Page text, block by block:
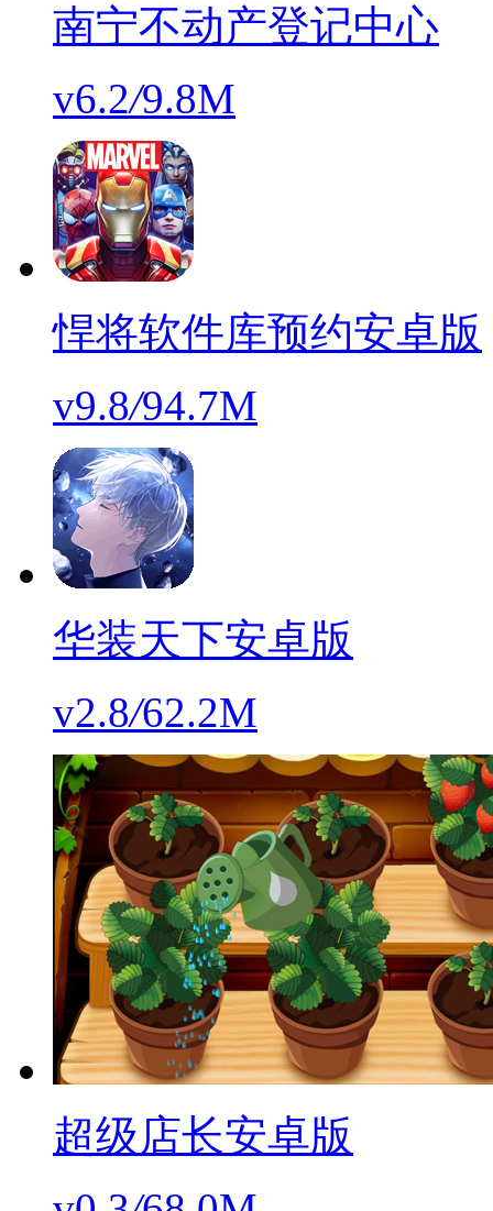
南宁不动产登记中心
v6.2/9.8M
悍将软件库预约安卓版
v9.8/94.7M
华装天下安卓版
v2.8/62.2M
超级店长安卓版